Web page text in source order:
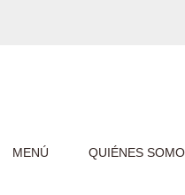
MENÚ QUIÉNES